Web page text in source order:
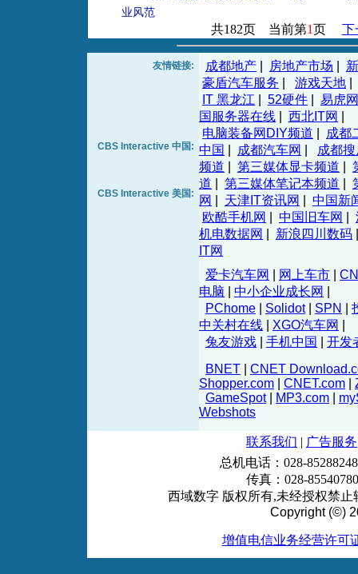
业风范
共182页 当前第1页 下
友情链接:
CBS Interactive 中国:
CBS Interactive 美国:
成都地产 房地产市场
豪盾汽车服务
游戏天地
IT 黑龙江
52硬件
易虎网
国服务器在线
西北IT网
电脑装备网DIY频道
成都
中国
成都汽车网
成都
频道
第三媒体显卡频道
道
第三媒体笔记本频道
网
天津IT资讯网
中国新
欧酷手机网
中国旧车网
机电数据网
新浪四川数码
IT网
爱卡汽车网
网上车市
电脑
中小企业成长网
PChome
Solidot| SPN
中关村在线
XGO汽车网
兔友游戏
手机中国
开发
BNET
CNET
Shopper.com
CNET.com
GameSpot| MP3.com
Webshots
联系我们 | 广告服务
总机电话：028-
传真：028-
西域数字 版权所有,未经授权禁止转
Copyright (©)
增值电信业务经营许可